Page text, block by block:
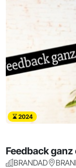
2024
Feedback
BRANDAD